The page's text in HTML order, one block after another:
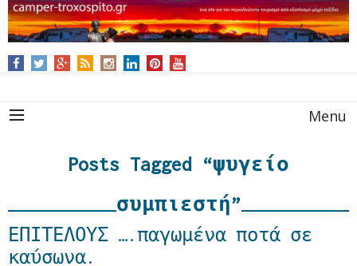
Menu
Posts Tagged “ψυγείο
συμπιεστή”
ΕΠΙΤΕΛΟΥΣ ….παγωμένα ποτά σε
καύσωνα.